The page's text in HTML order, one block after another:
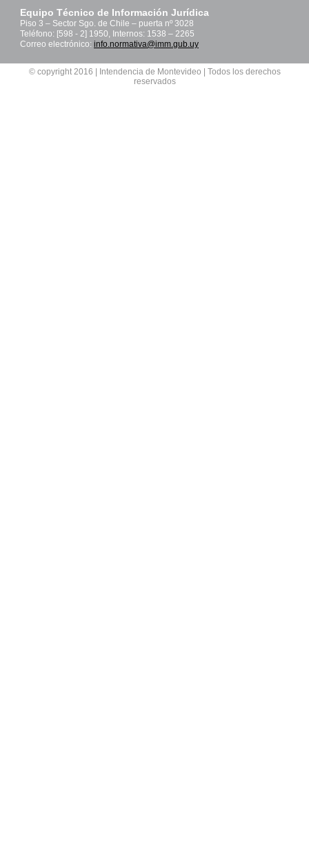
Equipo Técnico de Información Jurídica
Piso 3 – Sector Sgo. de Chile – puerta nº 3028
Teléfono: [598 - 2] 1950, Internos: 1538 – 2265
Correo electrónico: info.normativa@imm.gub.uy
© copyright 2016 | Intendencia de Montevideo | Todos los derechos
reservados